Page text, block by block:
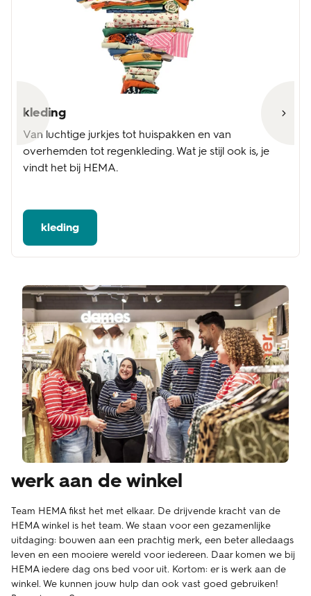
kleding
Van luchtige jurkjes tot huispakken en van
overhemden tot regenkleding. Wat je stijl ook is, je
vindt het bij HEMA.
kleding
werk aan de winkel
Team HEMA fikst het met elkaar. De drijvende kracht van de
HEMA winkel is het team. We staan voor een gezamenlijke
uitdaging: bouwen aan een prachtig merk, een beter alledaags
leven en een mooiere wereld voor iedereen. Daar komen we bij
HEMA iedere dag ons bed voor uit. Kortom: er is werk aan de
winkel. We kunnen jouw hulp dan ook vast goed gebruiken!